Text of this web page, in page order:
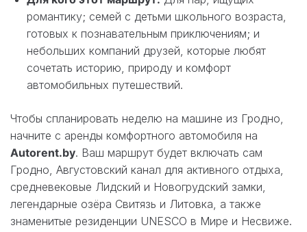
романтику; семей с детьми школьного возраста,
готовых к познавательным приключениям; и
небольших компаний друзей, которые любят
сочетать историю, природу и комфорт
автомобильных путешествий.
Чтобы спланировать неделю на машине из Гродно,
начните с аренды комфортного автомобиля на
Autorent.by. Ваш маршрут будет включать сам
Гродно, Августовский канал для активного отдыха,
средневековые Лидский и Новогрудский замки,
легендарные озёра Свитязь и Литовка, а также
знаменитые резиденции UNESCO в Мире и Несвиже.